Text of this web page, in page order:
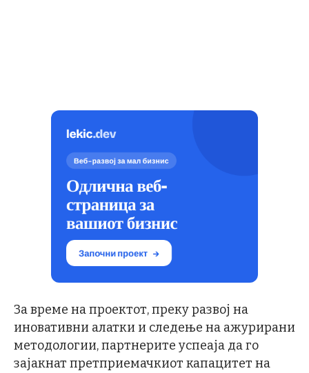
За време на проектот, преку развој на
иновативни алатки и следење на ажурирани
методологии, партнерите успеаја да го
зајакнат претприемачкиот капацитет на